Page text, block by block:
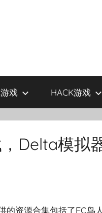
戏 HACK游戏
Delta模拟
的资源合集包括了FC鸟